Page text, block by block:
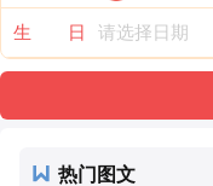
生 日
热门图文